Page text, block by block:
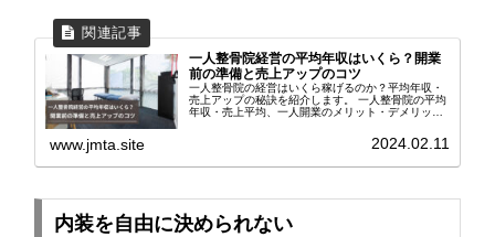
一人整骨院経営の平均年収はいくら？開業
前の準備と売上アップのコツ
一人整骨院の経営はいくら稼げるのか？平均年収・
売上アップの秘訣を紹介します。 一人整骨院の平均
年収・売上平均、一人開業のメリット・デメリッ
ト、雇用のタイミング、開業前に必要な準備につい
www.jmta.site 2024.02.11
内装を自由に決められない